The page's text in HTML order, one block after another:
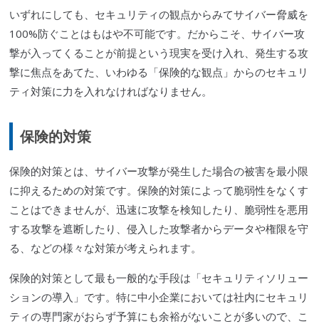
いずれにしても、セキュリティの観点からみてサイバー脅威を
100%防ぐことはもはや不可能です。だからこそ、サイバー攻
撃が入ってくることが前提という現実を受け入れ、発生する攻
撃に焦点をあてた、いわゆる「保険的な観点」からのセキュリ
ティ対策に力を入れなければなりません。
保険的対策
保険的対策とは、サイバー攻撃が発生した場合の被害を最小限
に抑えるための対策です。保険的対策によって脆弱性をなくす
ことはできませんが、迅速に攻撃を検知したり、 脆弱性を悪用
する攻撃を遮断したり、侵入した攻撃者からデータや権限を守
る、などの様々な対策が考えられます。
保険的対策として最も一般的な手段は「セキュリティソリュー
ションの導入」です。特に中小企業においては社内にセキュリ
ティの専門家がおらず予算にも余裕がないことが多いので、こ